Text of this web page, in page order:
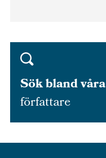
Sök bland våra
författare